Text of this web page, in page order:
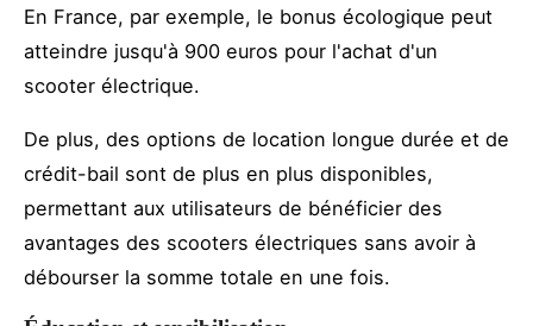
En France, par exemple, le bonus écologique peut
atteindre jusqu'à 900 euros pour l'achat d'un
scooter électrique.
De plus, des options de location longue durée et de
crédit-bail sont de plus en plus disponibles,
permettant aux utilisateurs de bénéficier des
avantages des scooters électriques sans avoir à
débourser la somme totale en une fois.